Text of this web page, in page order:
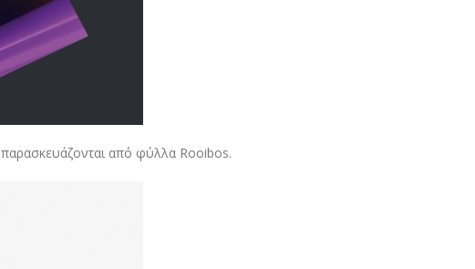
παρασκευάζονται από φύλλα Rooibos.